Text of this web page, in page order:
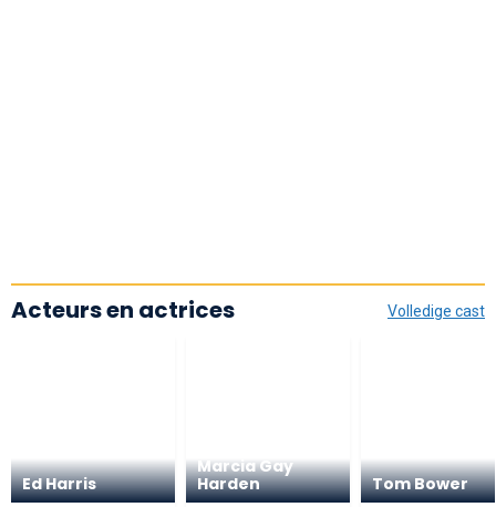
Volledige cast
Acteurs en actrices
Ed Harris
Marcia Gay
Harden
Tom Bower